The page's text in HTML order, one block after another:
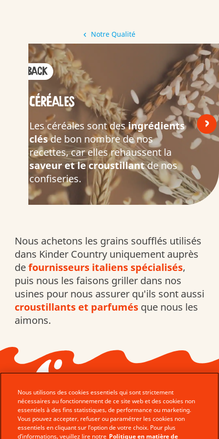
Notre Qualité
< Back
CÉRÉALES
Les céréales sont desingrédients
clésde bon nombre de nos
recettes, car elles rehaussent la
saveur et le croustillantde nos
confiseries.
>
Nous achetons les grains soufflés utilisés
dans Kinder Country uniquement auprès
defournisseurs italiens spécialisés,
puis nous les faisons griller dans nos
usines pour nous assurer qu'ils sont aussi
croustillants et parfumés que nous les
aimons.
© Ferrero 2026 − All rights reserved
Nous utilisons des cookies essentiels qui sont strictement
nécessaires au fonctionnement de ce site web et des cookies non
essentiels à des fins statistiques, de performance ou marketing.
Vous pouvez accepter, refuser ou paramétrer les cookies non
essentiels en cliquant sur l’option de votre choix. Pour plus
d’informations, veuillez lire notre Politique en matière de